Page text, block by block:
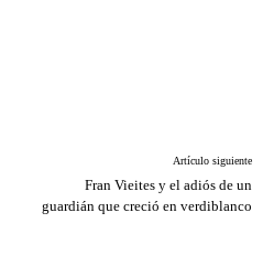
Artículo siguiente
Fran Vieites y el adiós de un
guardián que creció en verdiblanco